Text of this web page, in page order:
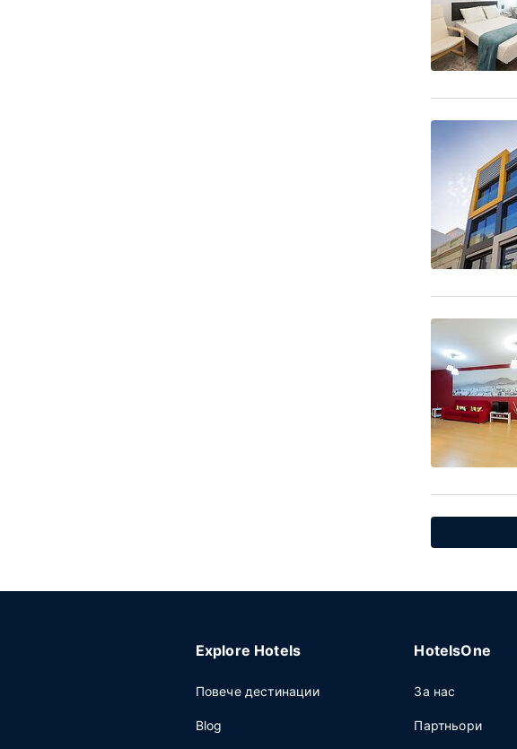
Explore Hotels
Повече дестинации
Blog
HotelsOne
За нас
Партньори